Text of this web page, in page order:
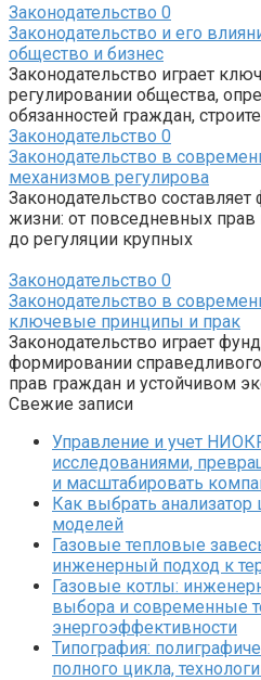
Законодательство 0
Законодательство и его
общество и бизнес
Законодательство играет
регулировании общества,
обязанностей граждан,
Законодательство 0
Законодательство в
механизмов регулирова
Законодательство
жизни: от повседневных прав
до регуляции крупных
Законодательство 0
Законодательство в
ключевые принципы и прак
Законодательство играет
формировании
прав граждан и устойчивом
Свежие записи
Управление и учет
исследованиями,
и масштабировать
Как выбрать
моделей
Газовые тепловые
инженерный подход к
Газовые котлы:
выбора и современные
энергоэффективности
Типография:
полного цикла,